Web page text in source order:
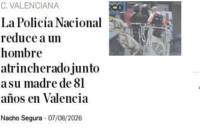
C. VALENCIANA
La Policía Nacional
reduce a un
hombre
atrincherado junto
a su madre de 81
años en Valencia
Nacho Segura 07/08/2026